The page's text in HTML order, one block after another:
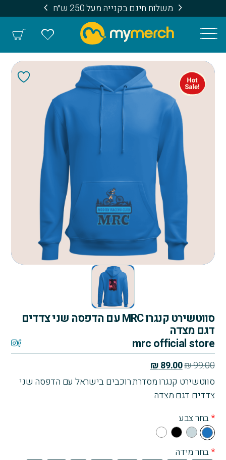
משלוח חינם בקנייה מעל 250 ש״ח
סווטשירט קנגרו MRC עם הדפסה שני צדדים
דגם מצדה
mrc official store
₪99.00
המחיר
המקורי
היה:
₪89.00
הנוכחי
סווטשירט קנגרו מסדרת רוכבים בישראל עם הדפסה שני
צדדים דגם מצדה
*בחר צבע
Blu
e
Gra
Bla
Whi
*בחר מידה